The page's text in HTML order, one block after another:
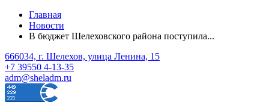
Главная
Новости
В бюджет Шелеховского района поступила...
666034, г. Шелехов, улица Ленина, 15
+7 39550 4-13-35
adm@sheladm.ru